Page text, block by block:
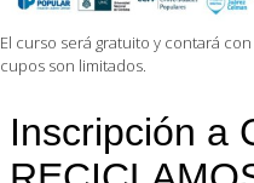
El curso será gratuito y contará
cupos son limitados.